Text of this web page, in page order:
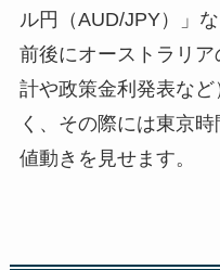
ル円（AUD/JPY）」
前後にオーストラリ
計や政策金利発表な
く、その際には東京
値動きを見せます。